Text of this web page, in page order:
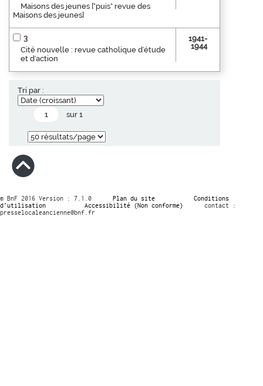
Maisons des jeunes ["puis" revue des
Maisons des jeunes]
3
Cité nouvelle : revue catholique d'étude
et d'action
1941-
1944
Tri par :
sur 1
© BnF 2016 Version : 7.1.0 Plan du site
Conditions
d’utilisation
Accessibilité (Non conforme)
contact :
presselocaleancienne@bnf.fr